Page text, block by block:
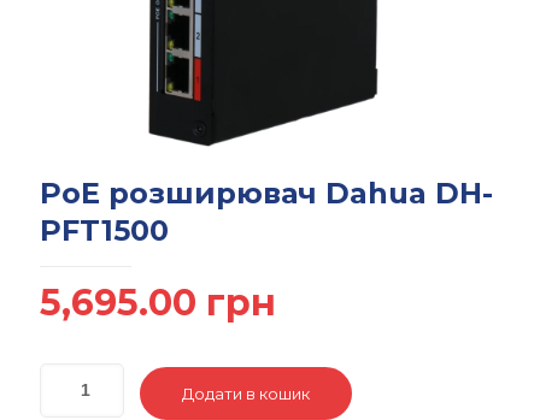
PoE розширювач Dahua DH-
PFT1500
5,695.00 грн
Додати в кошик